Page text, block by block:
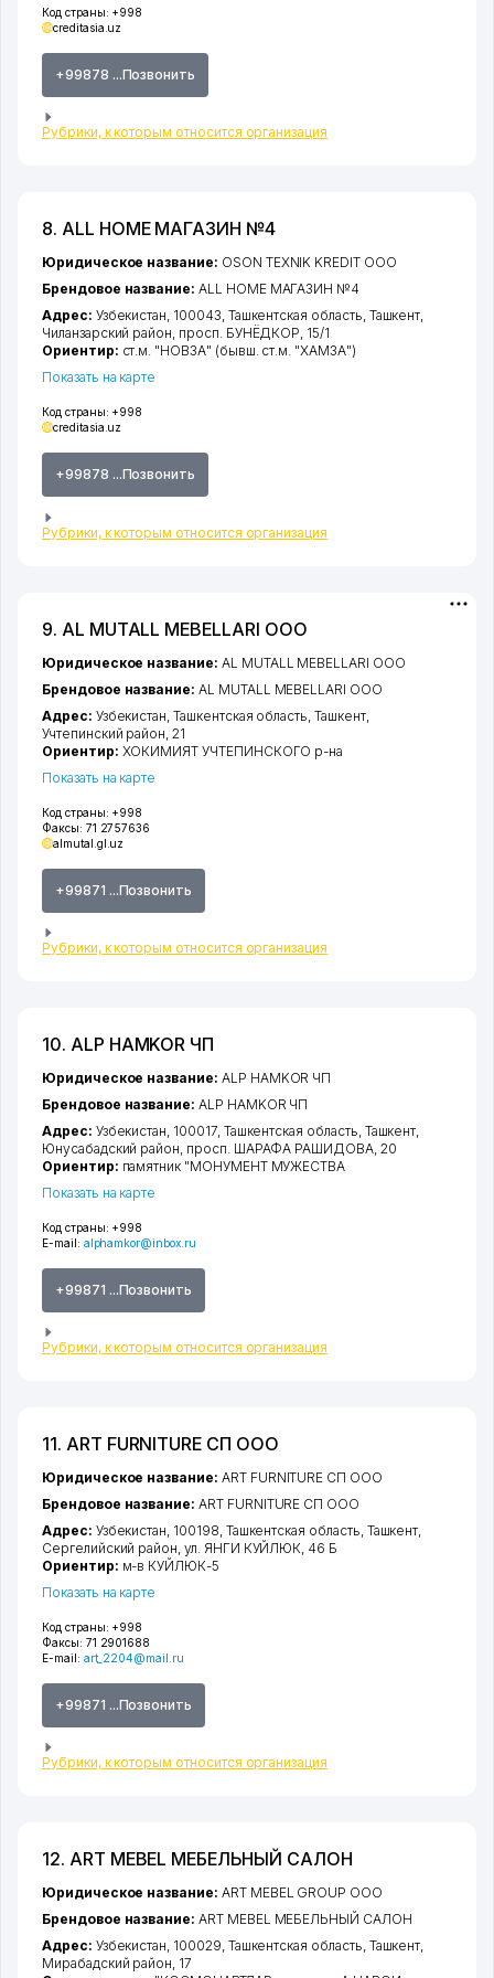
Код страны: +998
creditasia.uz
+99878 ...Позвонить
Рубрики, к которым относится организация
8. ALL HOME МАГАЗИН №4
Код страны: +998
creditasia.uz
+99878 ...Позвонить
Рубрики, к которым относится организация
Юридическое название: OSON TEXNIK KREDIT ООО
Брендовое название: ALL HOME МАГАЗИН №4
Адрес: Узбекистан, 100043, Ташкентская область, Ташкент,
Чиланзарский район, просп. БУНЁДКОР, 15/1
Ориентир: ст.м. "НОВЗА" (бывш. ст.м. "ХАМЗА")
Показать на карте
9. AL MUTALL MEBELLARI ООО
Код страны: +998
Факсы: 71 2757636
almutal.gl.uz
+99871 ...Позвонить
Рубрики, к которым относится организация
Юридическое название: AL MUTALL MEBELLARI ООО
Брендовое название: AL MUTALL MEBELLARI ООО
Адрес: Узбекистан,Ташкентская область ,Ташкент,
Учтепинский район , 21
Ориентир: ХОКИМИЯТ УЧТЕПИНСКОГО р-на
Показать на карте
10. ALP HAMKOR ЧП
Код страны: +998
E-mail: alphamkor@inbox.ru
+99871 ...Позвонить
Рубрики, к которым относится организация
Юридическое название: ALP HAMKOR ЧП
Брендовое название: ALP HAMKOR ЧП
Адрес: Узбекистан, 100017, Ташкентская область Ташкент
Юнусабадский район просп. ШАРАФА РАШИДОВА, 20
Ориентир: памятник "МОНУМЕНТ МУЖЕСТВА
Показать на карте
11. ART FURNITURE СП ООО
Код страны: +998
Факсы: 71 2901688
E-mail: art_2204@mail.ru
+99871 ...Позвонить
Рубрики, к которым относится организация
Юридическое название: ART FURNITURE СП ООО
Брендовое название: ART FURNITURE СП ООО
Адрес: Узбекистан, 100198, Ташкентская область, Ташкент,
Сергелийский район,ул. ЯНГИ КУЙЛЮК, 46 Б
Ориентир: м-в КУЙЛЮК-5
Показать на карте
12. ART MEBEL МЕБЕЛЬНЫЙ САЛОН
Юридическое название: ART MEBEL GROUP ООО
Брендовое название: ART MEBEL МЕБЕЛЬНЫЙ САЛОН
Адрес: Узбекистан, 100029, Ташкентская область, Ташкент,
Мирабадский район, 17